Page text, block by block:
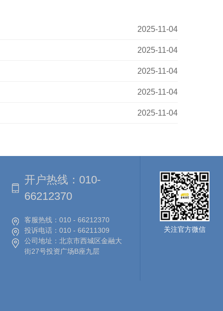
2025-11-04
2025-11-04
2025-11-04
2025-11-04
2025-11-04
开户热线： 010-
66212370
客服热线： 010 - 66212370
投诉电话： 010 - 66211309
公司地址： 北京市西城区金融大
街27号投资广场B座九层
关注官方微信